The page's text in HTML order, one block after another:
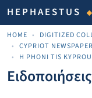
HEPHAESTUS
HOME
Ειδοποιήσεις